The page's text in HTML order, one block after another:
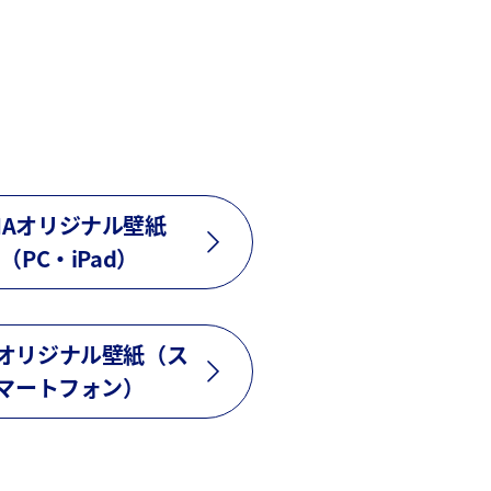
オリジナル壁紙
（PC・iPad）
リジナル壁紙（ス
ートフォン）